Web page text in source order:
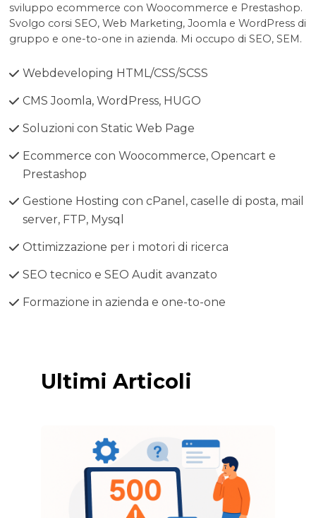
sviluppo ecommerce con Woocommerce e Prestashop.
Svolgo corsi SEO, Web Marketing, Joomla e WordPress di
gruppo e one-to-one in azienda. Mi occupo di SEO, SEM.
Webdeveloping HTML/CSS/SCSS
CMS Joomla, WordPress, HUGO
Soluzioni con Static Web Page
Ecommerce con Woocommerce, Opencart e
Prestashop
Gestione Hosting con cPanel, caselle di posta, mail
server, FTP, Mysql
Ottimizzazione per i motori di ricerca
SEO tecnico e SEO Audit avanzato
Formazione in azienda e one-to-one
Ultimi Articoli